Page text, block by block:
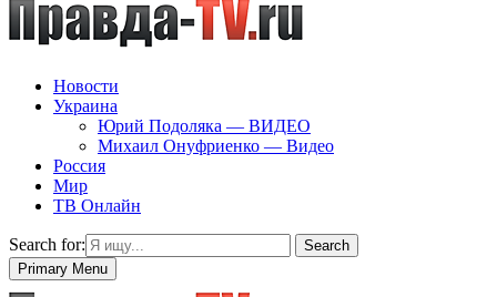
Новости
Украина
Юрий Подоляка — ВИДЕО
Михаил Онуфриенко — Видео
Россия
Мир
ТВ Онлайн
Search for:
Search
Primary Menu